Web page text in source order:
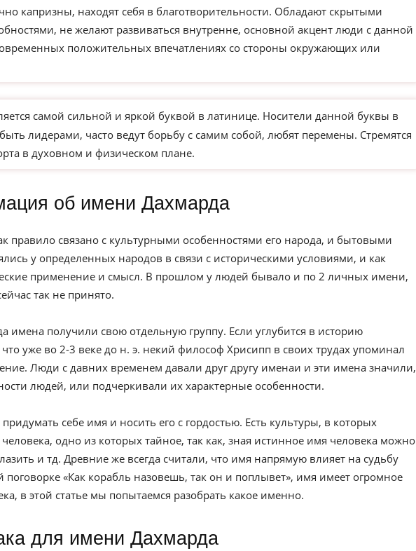
капризны, находят себя в благотворительности. Обладают скрытыми
не желают развиваться внутренне, основной акцент люди с данной
положительных впечатлениях со стороны окружающих или
самой сильной и яркой буквой в латинице. Носители данной буквы в
лидерами, часто ведут борьбу с самим собой, любят перемены. Стремятся
в духовном и физическом плане.
об имени Дахмарда
правило связано с культурными особенностями его народа, и бытовыми
у определенных народов в связи с историческими условиями, и как
применение и смысл. В прошлом у людей бывало и по 2 личных имени,
так не принято.
имена получили свою отдельную группу. Если углубится в историю
уже во 2-3 веке до н. э. некий философ Хрисипп в своих трудах упоминал
Люди с давних временем давали друг другу именаи и эти имена значили,
людей, или подчеркивали их характерные особенности.
себе имя и носить его с гордостью. Есть культуры, в которых
одно из которых тайное, так как, зная истинное имя человека можно
и тд. Древние же всегда считали, что имя напрямую влияет на судьбу
поговорке «Как корабль назовешь, так он и поплывет», имя имеет огромное
в этой статье мы попытаемся разобрать какое именно.
для имени Дахмарда